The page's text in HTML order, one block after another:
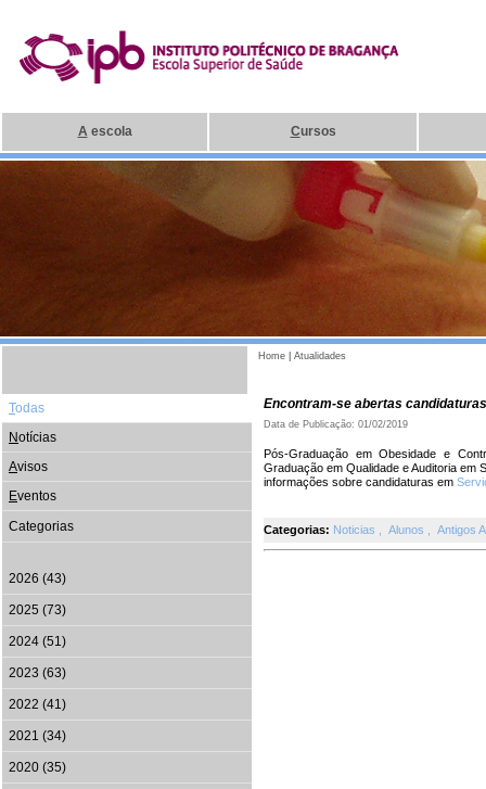
A escola Cursos
Home Atualidades
Todas
Notícias
Avisos
Eventos
Categorias
2026 (43)
2025 (73)
2024 (51)
2023 (63)
2022 (41)
2021 (34)
2020 (35)
Encontram-se abertas
Data de Publicação: 01/02/2019
Pós-Graduação em Obesidade e
Graduação em Qualidade e Auditoria em
informações sobre candidaturas em
Categorias: Noticias Alunos Antigos